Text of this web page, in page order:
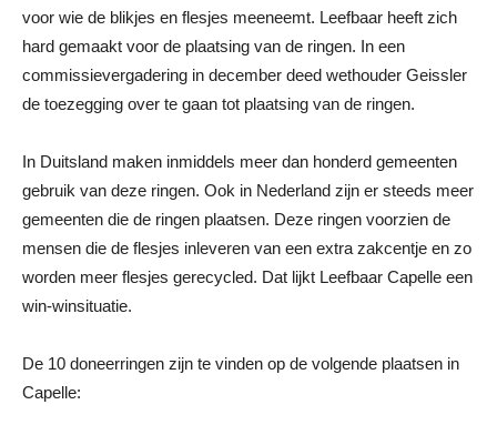
voor wie de blikjes en flesjes meeneemt. Leefbaar heeft zich
hard gemaakt voor de plaatsing van de ringen. In een
commissievergadering in december deed wethouder Geissler
de toezegging over te gaan tot plaatsing van de ringen.
In Duitsland maken inmiddels meer dan honderd gemeenten
gebruik van deze ringen. Ook in Nederland zijn er steeds meer
gemeenten die de ringen plaatsen. Deze ringen voorzien de
mensen die de flesjes inleveren van een extra zakcentje en zo
worden meer flesjes gerecycled. Dat lijkt Leefbaar Capelle een
win-winsituatie.
De 10 doneerringen zijn te vinden op de volgende plaatsen in
Capelle: